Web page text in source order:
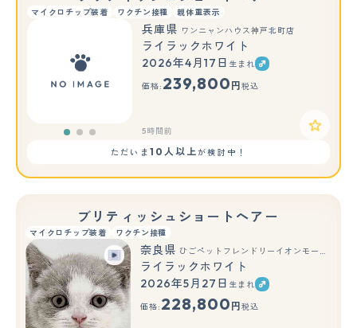
マイクロチップ装着 ワクチン接種 親体重表示
もっと見る
兵庫県 ワンニャンハウス神戸北町店
ライラックホワイト
2026年4月17日 生まれ
価格: 239,800 円 税込
5時間前
ただいま 10人以上が検討中！
ブリティッシュショートヘアー
マイクロチップ装着 ワクチン接種
もっと見る
奈良県 ひごペットフレンドリーイオンモール橿原ウエスト・ビレッジ店
ライラックホワイト
2026年5月27日 生まれ
価格: 228,800 円 税込